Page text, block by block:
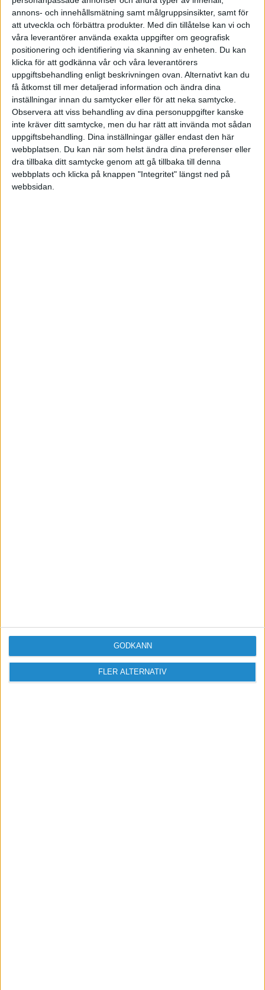
annons- och innehållsmätning samt målgruppsinsikter, samt för
att utveckla och förbättra produkter. Med din tillåtelse kan vi och
våra leverantörer använda exakta uppgifter om geografisk
positionering och identifiering via skanning av enheten. Du kan
klicka för att godkänna vår och våra leverantörers
uppgiftsbehandling enligt beskrivningen ovan. Alternativt kan du
få åtkomst till mer detaljerad information och ändra dina
inställningar innan du samtycker eller för att neka samtycke.
Observera att viss behandling av dina personuppgifter kanske
inte kräver ditt samtycke, men du har rätt att invända mot sådan
uppgiftsbehandling. Dina inställningar gäller endast den här
webbplatsen. Du kan när som helst ändra dina preferenser eller
dra tillbaka ditt samtycke genom att gå tillbaka till denna
webbplats och klicka på knappen "Integritet" längst ned på
webbsidan.
FLER ALTERNATIV
GODKÄNN
Är på gång att starta enskild firma där jag
kommer utveckla idéer inom olika områden. Det
första produkten blir ett hjälpmedel för målning
av hus och hem.
En annan produkt riktar sig mot båtcharter. En
tredje är en serveringsdetalj.
Spretande produkter. Affärsidén är att utveckla
och sälja, ev. sälja av eller knoppa av till andra
företag.